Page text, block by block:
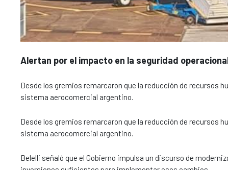
Alertan por el impacto en la seguridad
Desde los gremios remarcaron que la reducción de recursos
sistema aerocomercial argentino.
Desde los gremios remarcaron que la reducción de recursos
sistema aerocomercial argentino.
Belelli señaló que el Gobierno impulsa un discurso de